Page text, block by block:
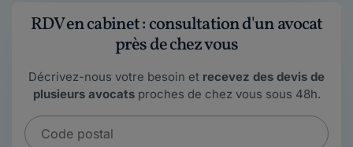
RDV en cabinet : consultation d'un avocat
près de chez vous
Décrivez-nous votre besoin et recevez des devis de
plusieurs avocatsproches de chez vous sous 48h.